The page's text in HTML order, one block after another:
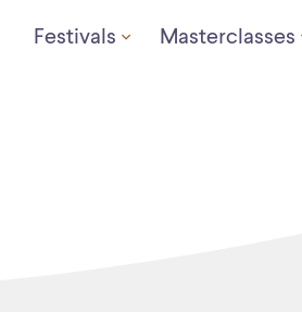
Festivals Masterclasses